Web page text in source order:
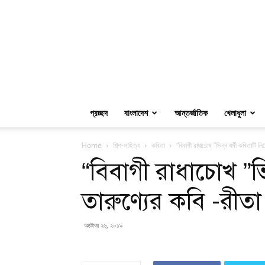
প্রচ্ছদ বাংলাদেশ আন্তর্জাতিক খেলাধুলা
Home শিল্প-সাহিত্য কবিতা “বিবাগী রাধাচোখ ”ভিন্ন ধর্মী
“বিবাগী রাধাচোখ
তারুণ্যের কবি -
অক্টোবর ২৬, ২০১৯